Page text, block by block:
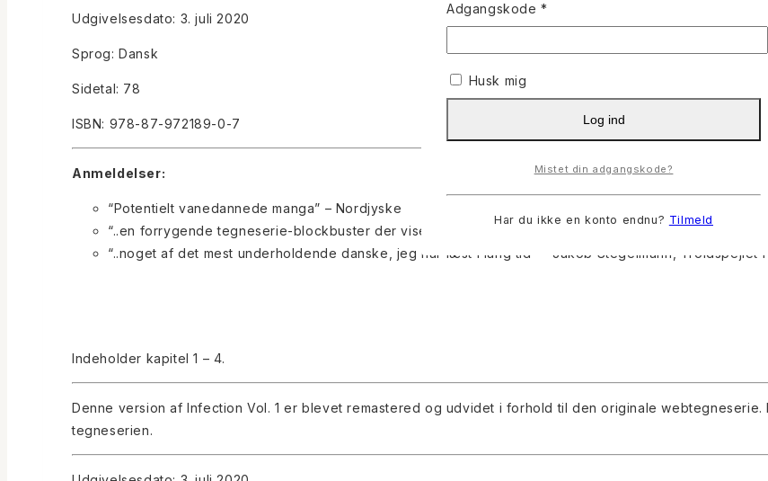
Udgivelsesdato: 3. juli 2020
Sprog: Dansk
Sidetal: 78
ISBN: 978-87-972189-0-7
Anmeldelser:
“Potentielt vanedannede manga” – Nordjyske
“..en forrygende tegneserie-blockbuster der viser lovende potentiale” – Nummer9.dk
“..noget af det mest underholdende danske, jeg har læst i lang tid” – Jakob Stegelmann, Troldspejlet
Indeholder kapitel 1 – 4.
Denne version af Infection Vol. 1 er blevet remastered og udvidet i forhold til den originale
tegneserien.
Adgangskode*
Husk mig
Log ind
Mistet din adgangskode?
Har du ikke en konto endnu? Tilmeld